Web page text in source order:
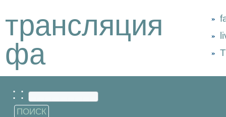
трансляция
фа
: :